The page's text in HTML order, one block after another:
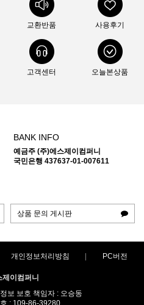
교환반품 사용후기
고객센터 오늘본상품
BANK INFO
예금주 (주)에스제이컴퍼니
국민은행 437637-01-007611
상품 문의 게시판
개인정보처리방침 PC버전
이컴퍼니
보 보호 책임자 : 오승동